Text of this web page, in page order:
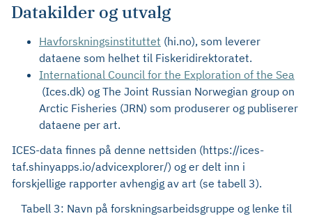
Datakilder og utvalg
Havforskningsinstituttet (hi.no), som leverer
dataene som helhet til Fiskeridirektoratet.
International Council for the Exploration of the Sea
(Ices.dk) og The Joint Russian Norwegian group on
Arctic Fisheries (JRN) som produserer og publiserer
dataene per art.
ICES-data finnes på denne nettsiden (https://ices-
taf.shinyapps.io/advicexplorer/) og er delt inn i
forskjellige rapporter avhengig av art (se tabell 3).
Tabell 3: Navn på forskningsarbeidsgruppe og lenke til